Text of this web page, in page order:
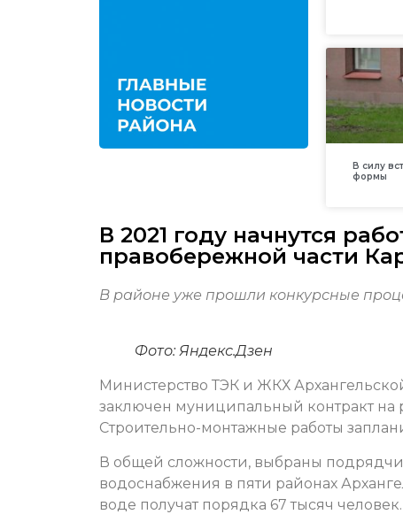
В силу
формы
В 2021 году начнутся
правобережной части
В районе уже прошли конкурсные
Фото: Яндекс.Дзен
Министерство ТЭК и ЖКХ
заключен муниципальный контракт на
Строительно-монтажные работы
В общей сложности, выбраны
водоснабжения в пяти районах
воде получат порядка 67 тысяч человек.